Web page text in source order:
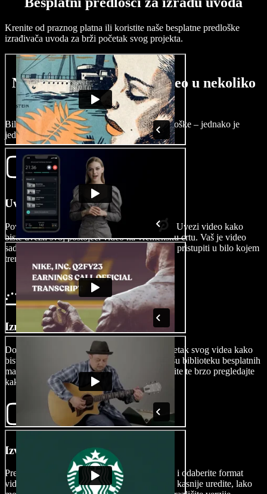
Krenite od praznog platna ili koristite naše besplatne predloške
izrađivača uvoda za brži početak svog projekta.
Napravite uvod za svoj video u nekoliko
minuta
Bilo da krećete od nule ili koristite naše predloške – jednako je
jednostavno.
Uvezite svoj video
Povucite i ispustite ili jednostavno kliknite na Uvezi video kako
biste uvezli svoj postojeći video na vremensku crtu. Vaš je video
sada spremljen u vašoj biblioteci i možete mu pristupiti u bilo kojem
trenutku.
Izradite svoj uvod
Dodajte naslove, slike, titlove ili zvuk na početak svog videa kako
biste privukli pažnju gledatelja. Iskoristite našu biblioteku besplatnih
materijala ili uvezite vlastite, povucite i ispustite te brzo pregledajte
kako sve izgleda.
Izvezite svoj video
Pregledajte svoj video, a zatim kliknite Izvezi i odaberite format
videa. Vaš je video spreman za svijet. Ako ga kasnije uredite, lako